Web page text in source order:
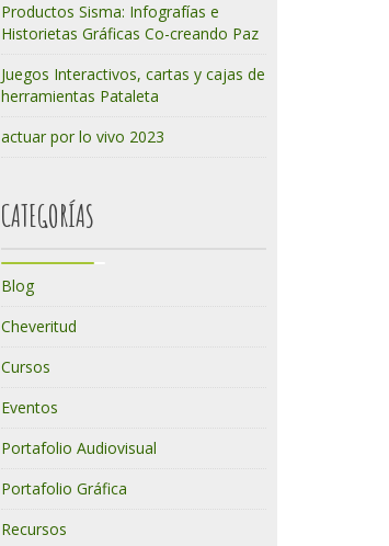
Productos Sisma: Infografías e
Historietas Gráficas Co-creando Paz
Juegos Interactivos, cartas y cajas de
herramientas Pataleta
actuar por lo vivo 2023
CATEGORÍAS
Blog
Cheveritud
Cursos
Eventos
Portafolio Audiovisual
Portafolio Gráfica
Recursos